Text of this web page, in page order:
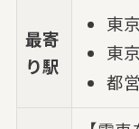
最寄
り駅
東
東
都